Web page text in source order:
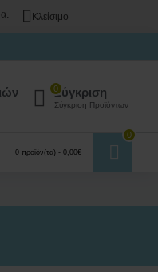
Κλείσιμο
Σύγκριση
Σύγκριση Προϊόντων
0
0 προϊόν(τα) - 0,00€
0